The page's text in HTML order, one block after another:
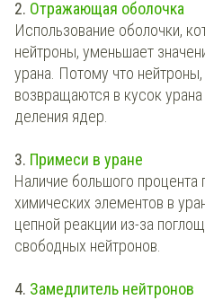
2. Отражающая оболочка
Использование оболочки,
нейтроны, уменьшает
урана. Потому что
возвращаются в кусок
деления ядер.
3. Примеси в уране
Наличие большого процента
химических элементов в
цепной реакции из-за
свободных нейтронов.
4. Замедлитель нейтронов